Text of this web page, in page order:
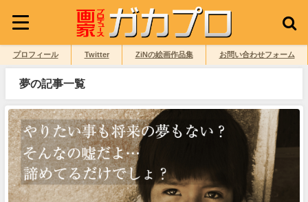
プロフィール Twitter ZiNの絵画作品集 お問い合わせフォーム
夢の記事一覧